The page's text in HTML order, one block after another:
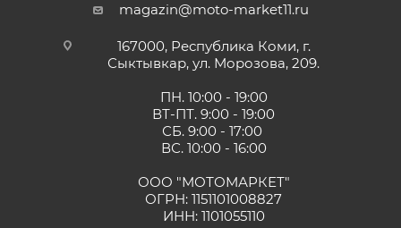
magazin@moto-market11.ru
167000, Республика Коми, г.
Сыктывкар, ул. Морозова, 209.
ПН. 10:00 - 19:00
ВТ-ПТ. 9:00 - 19:00
СБ. 9:00 - 17:00
ВС. 10:00 - 16:00
ООО "МОТОМАРКЕТ"
ОГРН: 1151101008827
ИНН: 1101055110